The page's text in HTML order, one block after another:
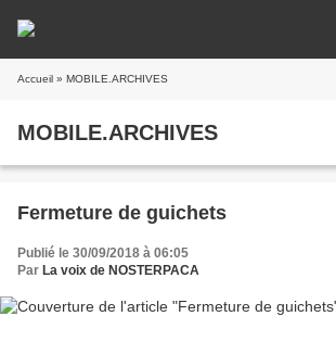
Accueil » MOBILE.ARCHIVES
MOBILE.ARCHIVES
Fermeture de guichets
Publié le 30/09/2018 à 06:05
Par La voix de NOSTERPACA